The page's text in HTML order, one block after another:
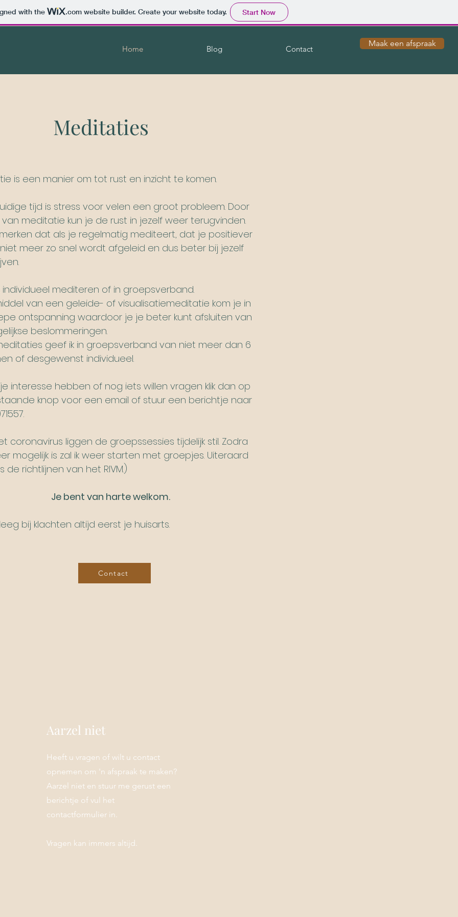
with the .comwebsite builder. Create your website today. Start Now
Home Blog Contact
Maak een afspraak
Meditaties
is een manier om tot rust en inzicht te komen.
tijd is stress voor velen een groot probleem. Door
meditatie kun je de rust in jezelf weer terugvinden.
dat als je regelmatig mediteert, dat je positiever
meer zo snel wordt afgeleid en dus beter bij jezelf
individueel mediteren of in groepsverband.
van een geleide- of visualisatiemeditatie kom je in
ontspanning waardoor je je beter kunt afsluiten van
beslommeringen.
geef ik in groepsverband van niet meer dan 6
of desgewenst individueel.
interesse hebben of nog iets willen vragen klik dan op
knop voor een email of stuur een berichtje naar
coronavirus liggen de groepssessies tijdelijk stil. Zodra
mogelijk is zal ik weer starten met groepjes. Uiteraard
de richtlijnen van het RIVM.)
van harte welkom.
bij klachten altijd eerst je huisarts.
Contact
Aarzel niet
Heeft u vragen of wilt u contact
opnemen om 'n afspraak te maken?
Aarzel niet en stuur me gerust een
berichtje of vul het
contactformulier in.
Vragen kan immers altijd.